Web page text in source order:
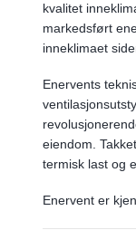
kvalitet
markedsført
inneklimaet
Enervents
eiendom.
termisk last og
Enervent er